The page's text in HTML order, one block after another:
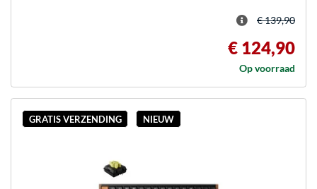
€ 139,90
€ 124,90
Op voorraad
GRATIS VERZENDING NIEUW